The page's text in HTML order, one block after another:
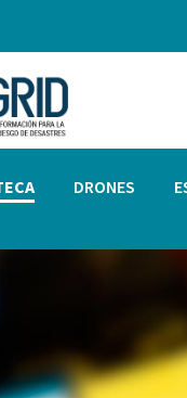
DRONES